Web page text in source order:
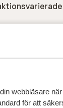
webbläsare
för att